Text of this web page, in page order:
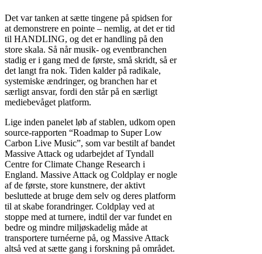
Det var tanken at sætte tingene på spidsen for
at demonstrere en pointe – nemlig, at det er tid
til HANDLING, og det er handling på den
store skala. Så når musik- og eventbranchen
stadig er i gang med de første, små skridt, så er
det langt fra nok. Tiden kalder på radikale,
systemiske ændringer, og branchen har et
særligt ansvar, fordi den står på en særligt
mediebevåget platform.
Lige inden panelet løb af stablen, udkom open
source-rapporten “Roadmap to Super Low
Carbon Live Music”, som var bestilt af bandet
Massive Attack og udarbejdet af Tyndall
Centre for Climate Change Research i
England. Massive Attack og Coldplay er nogle
af de første, store kunstnere, der aktivt
besluttede at bruge dem selv og deres platform
til at skabe forandringer. Coldplay ved at
stoppe med at turnere, indtil der var fundet en
bedre og mindre miljøskadelig måde at
transportere turnéerne på, og Massive Attack
altså ved at sætte gang i forskning på området.